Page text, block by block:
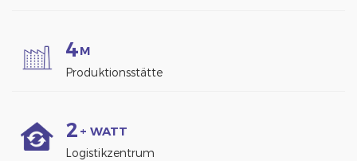
4M
Produktionsstätte
2 + WATT
Logistikzentrum